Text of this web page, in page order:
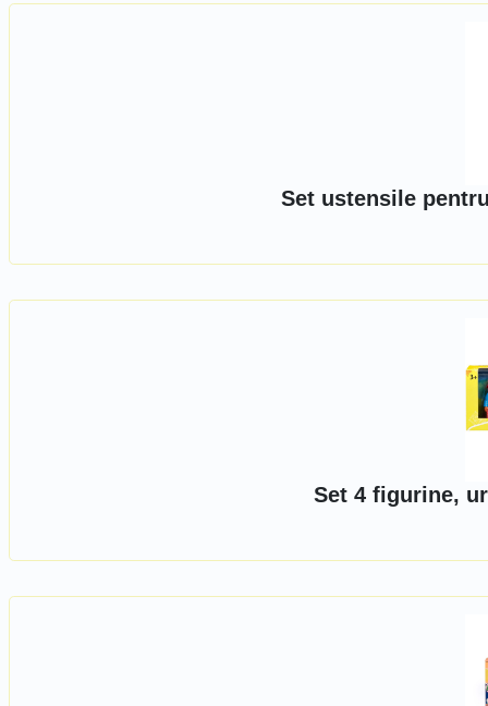
Set ustensile
Set 4 figurine,